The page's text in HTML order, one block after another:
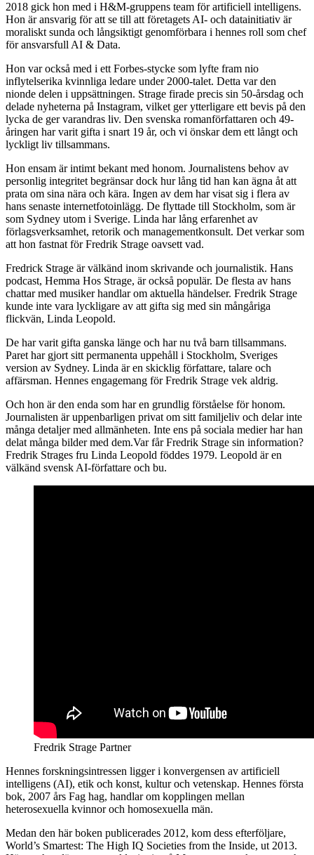
2018 gick hon med i H&M-gruppens team för artificiell intelligens.
Hon är ansvarig för att se till att företagets AI- och datainitiativ är
moraliskt sunda och långsiktigt genomförbara i hennes roll som chef
för ansvarsfull AI & Data.
Hon var också med i ett Forbes-stycke som lyfte fram nio
inflytelserika kvinnliga ledare under 2000-talet. Detta var den
nionde delen i uppsättningen. Strage firade precis sin 50-årsdag och
delade nyheterna på Instagram, vilket ger ytterligare ett bevis på den
lycka de ger varandras liv. Den svenska romanförfattaren och 49-
åringen har varit gifta i snart 19 år, och vi önskar dem ett långt och
lyckligt liv tillsammans.
Hon ensam är intimt bekant med honom. Journalistens behov av
personlig integritet begränsar dock hur lång tid han kan ägna åt att
prata om sina nära och kära. Ingen av dem har visat sig i flera av
hans senaste internetfotoinlägg. De flyttade till Stockholm, som är
som Sydney utom i Sverige. Linda har lång erfarenhet av
förlagsverksamhet, retorik och managementkonsult. Det verkar som
att hon fastnat för Fredrik Strage oavsett vad.
Fredrick Strage är välkänd inom skrivande och journalistik. Hans
podcast, Hemma Hos Strage, är också populär. De flesta av hans
chattar med musiker handlar om aktuella händelser. Fredrik Strage
kunde inte vara lyckligare av att gifta sig med sin mångåriga
flickvän, Linda Leopold.
De har varit gifta ganska länge och har nu två barn tillsammans.
Paret har gjort sitt permanenta uppehåll i Stockholm, Sveriges
version av Sydney. Linda är en skicklig författare, talare och
affärsman. Hennes engagemang för Fredrik Strage vek aldrig.
Och hon är den enda som har en grundlig förståelse för honom.
Journalisten är uppenbarligen privat om sitt familjeliv och delar inte
många detaljer med allmänheten. Inte ens på sociala medier har han
delat många bilder med dem.Var får Fredrik Strage sin information?
Fredrik Strages fru Linda Leopold föddes 1979. Leopold är en
välkänd svensk AI-författare och bu.
Fredrik Strage Partner
Hennes forskningsintressen ligger i konvergensen av artificiell
intelligens (AI), etik och konst, kultur och vetenskap. Hennes första
bok, 2007 års Fag hag, handlar om kopplingen mellan
heterosexuella kvinnor och homosexuella män.
Medan den här boken publicerades 2012, kom dess efterföljare,
World’s Smartest: The High IQ Societies from the Inside, ut 2013.